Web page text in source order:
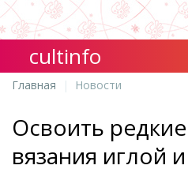
cultinfo
Главная Новости
Освоить
вязания иглой